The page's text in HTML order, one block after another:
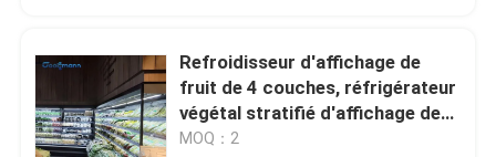
Refroidisseur d'affichage de
fruit de 4 couches, réfrigérateur
végétal stratifié d'affichage de
rideau en vent
MOQ：2